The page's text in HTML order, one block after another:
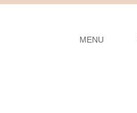
MENU